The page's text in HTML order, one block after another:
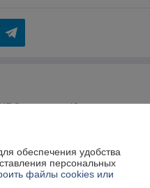
ИП Спиридонова Юлия
обеспечения удобства
персональных
файлы cookies или